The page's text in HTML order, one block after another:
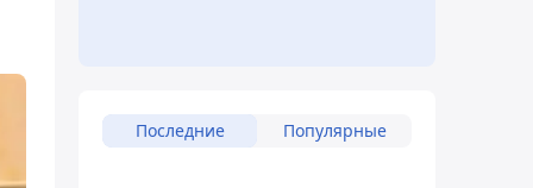
Последние Популярные